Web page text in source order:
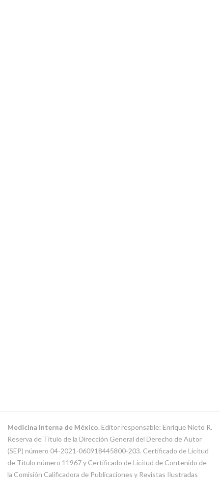
Medicina Interna de México.Editor responsable: Enrique Nieto R.
Reserva de Título de la Dirección General del Derecho de Autor
(SEP) número 04-2021-060918445800-203. Certificado de Licitud
de Título número 11967 y Certificado de Licitud de Contenido de
la Comisión Calificadora de Publicaciones y Revistas Ilustradas